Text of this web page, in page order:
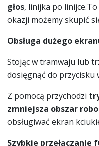
głos, linijka po
okazji możemy skupić
Obsługa dużego
Stojąc w tramwaju lub
dosięgnąć do
Z pomocą przychodzi
zmniejsza obszar
obsługiwać ekran
Szybkie